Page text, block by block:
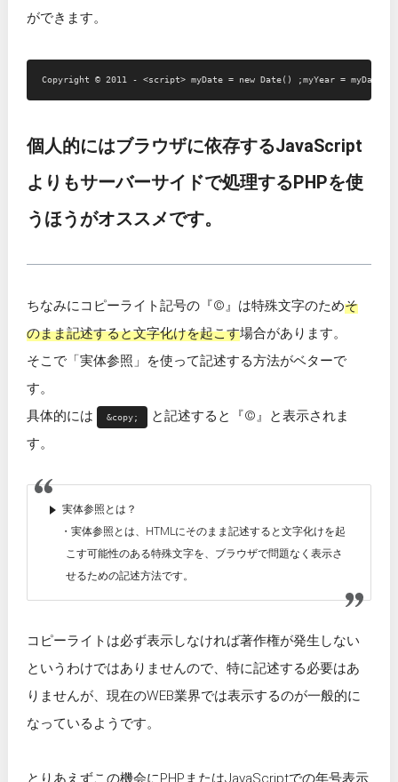
ができます。
個人的にはブラウザに依存するJavaScript
よりもサーバーサイドで処理するPHPを使
うほうがオススメです。
ちなみにコピーライト記号の『©』は特殊文字のためそ
のまま記述すると文字化けを起こす場合があります。
そこで「実体参照」を使って記述する方法がベターで
す。
具体的には
&copy;
と記述すると『©』と表示されま
す。
実体参照とは？
実体参照とは、HTMLにそのまま記述すると文字化けを起
こす可能性のある特殊文字を、ブラウザで問題なく表示さ
せるための記述方法です。
コピーライトは必ず表示しなければ著作権が発生しない
というわけではありませんので、特に記述する必要はあ
りませんが、現在のWEB業界では表示するのが一般的に
なっているようです。
とりあえずこの機会にPHPまたはJavaScriptでの年号表示